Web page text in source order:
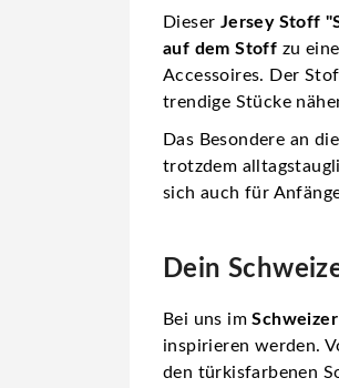
Dieser Jersey Stoff
auf dem Stoff zu
Accessoires. Der
trendige Stücke
Das Besondere an
trotzdem
sich auch für
Dein
Bei uns im
inspirieren werden.
den türkisfarbenen